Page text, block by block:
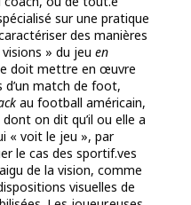
sur une pratique
des manières
» du jeu en
doit mettre en œuvre
d’un match de foot,
au football américain,
on dit qu’il ou elle a
« voit le jeu », par
le cas des sportif.ves
de la vision, comme
visuelles de